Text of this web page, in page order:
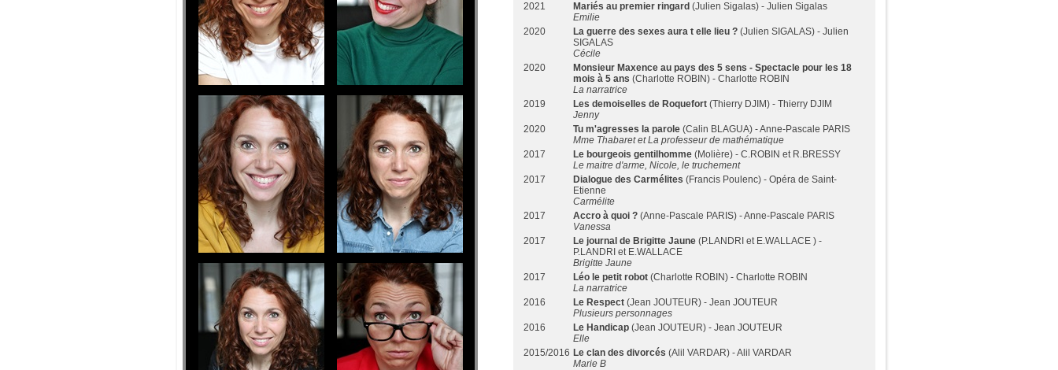
2021
Mariés au premier ringard (Julien Sigalas) - Julien Sigalas
Emilie
2020
La guerre des sexes aura t elle lieu ? (Julien SIGALAS) - Julien
SIGALAS
Cécile
2020
Monsieur Maxence au pays des 5 sens - Spectacle pour les 18
mois à 5 ans (Charlotte ROBIN) - Charlotte ROBIN
La narratrice
2019
Les demoiselles de Roquefort (Thierry DJIM) - Thierry DJIM
Jenny
2020
Tu m'agresses la parole (Calin BLAGUA) - Anne-Pascale PARIS
Mme Thabaret et La professeur de mathématique
2017
Le bourgeois gentilhomme (Molière) - C.ROBIN et R.BRESSY
Le maitre d'arme, Nicole, le truchement
2017
Dialogue des Carmélites (Francis Poulenc) - Opéra de Saint-
Etienne
Carmélite
2017
Accro à quoi ? (Anne-Pascale PARIS) - Anne-Pascale PARIS
Vanessa
2017
Le journal de Brigitte Jaune (P.LANDRI et E.WALLACE ) -
P.LANDRI et E.WALLACE
Brigitte Jaune
2017
Léo le petit robot (Charlotte ROBIN) - Charlotte ROBIN
La narratrice
2016
Le Respect (Jean JOUTEUR) - Jean JOUTEUR
Plusieurs personnages
2016
Le Handicap (Jean JOUTEUR) - Jean JOUTEUR
Elle
2015/2016 Le clan des divorcés (Alil VARDAR) - Alil VARDAR
Marie B